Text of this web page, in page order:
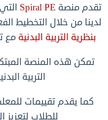
تقدم منصة Spiral PE
لدينا من خلال التخطيط
بنظرية التربية البدنية مع
تمكن هذه المنصة
التربية
كما يقدم تقييمات
للطلاب لتعزيز